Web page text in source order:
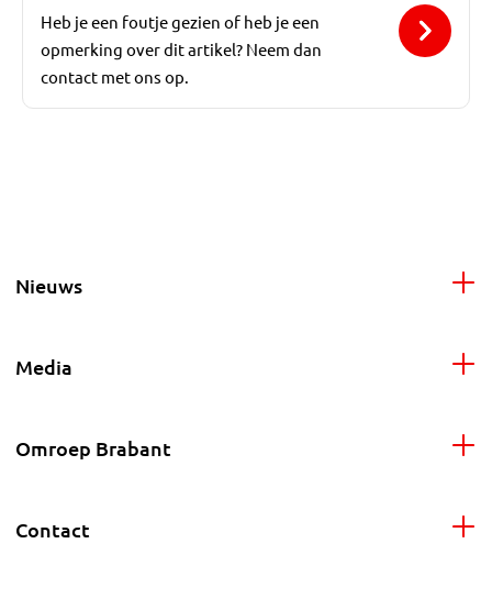
Heb je een foutje gezien of heb je een
opmerking over dit artikel? Neem dan
contact met ons op.
Nieuws
Media
Omroep Brabant
Contact